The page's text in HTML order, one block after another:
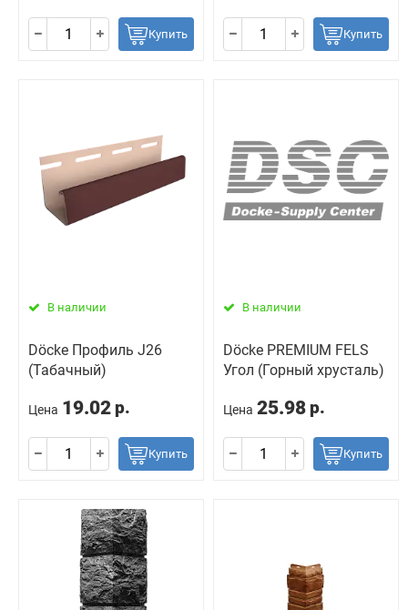
Купить Купить
В наличии
Döcke Профиль J26
(Табачный)
Цена 19.02 р.
Купить
В наличии
Döcke PREMIUM FELS
Угол (Горный хрусталь)
Цена 25.98 р.
Купить